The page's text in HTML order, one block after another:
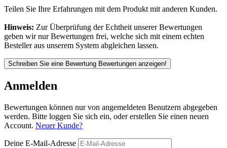
Teilen Sie Ihre Erfahrungen mit dem Produkt mit anderen Kunden.
Hinweis: Zur Überprüfung der Echtheit unserer Bewertungen
geben wir nur Bewertungen frei, welche sich mit einem echten
Besteller aus unserem System abgleichen lassen.
Schreiben Sie eine Bewertung Bewertungen anzeigen!
Anmelden
Bewertungen können nur von angemeldeten Benutzern abgegeben
werden. Bitte loggen Sie sich ein, oder erstellen Sie einen neuen
Account. Neuer Kunde?
Deine E-Mail-Adresse